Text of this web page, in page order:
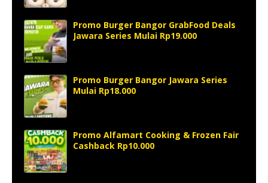
Promo Burger Bangor GrabFood Deals
Jawara Series Mulai Rp19.000
Promo Burger Bangor Jawara Series
Mulai Rp18.000
Promo Alfamart Cooking & Frozen Fair
Cashback Rp10.000